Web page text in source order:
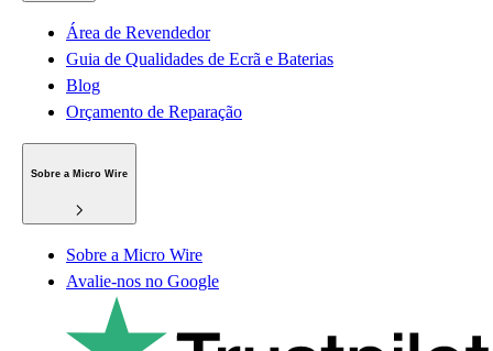
Área de Revendedor
Guia de Qualidades de Ecrã e Baterias
Blog
Orçamento de Reparação
Sobre a Micro Wire
Sobre a Micro Wire
Avalie-nos no Google